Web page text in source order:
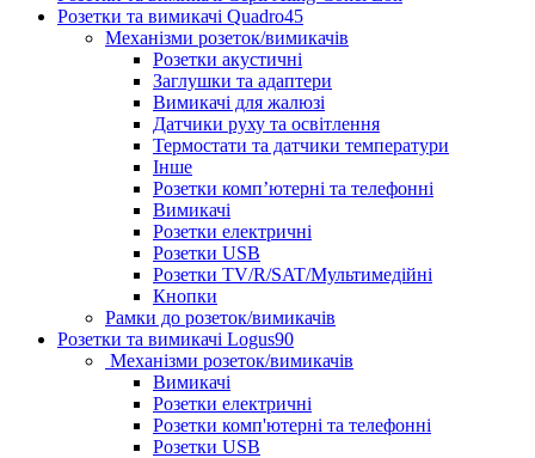
Розетки та вимикачі Quadro45
Механізми розеток/вимикачів
Розетки акустичні
Заглушки та адаптери
Вимикачі для жалюзі
Датчики руху та освітлення
Термостати та датчики температури
Інше
Розетки комп’ютерні та телефонні
Вимикачі
Розетки електричні
Розетки USB
Розетки TV/R/SAT/Мультимедійні
Кнопки
Рамки до розеток/вимикачів
Розетки та вимикачі Logus90
Механізми розеток/вимикачів
Вимикачі
Розетки електричні
Розетки комп'ютерні та телефонні
Розетки USB